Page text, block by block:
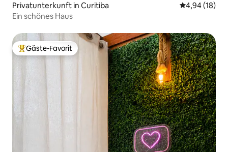
Privatunterkunft in Curitiba
4,94 (18)
Ein schönes Haus
Beliebter Gäste-Favorit.
Gäste-Favorit